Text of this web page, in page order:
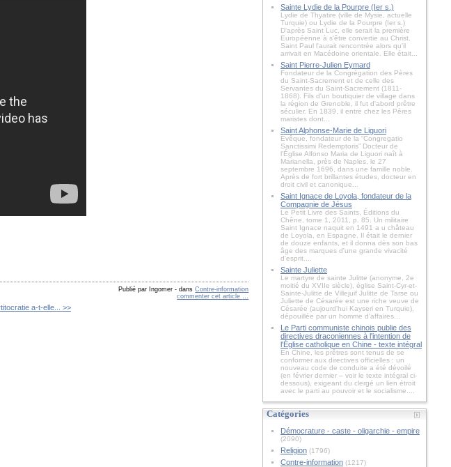
Publié par Ingomer - dansContre-information
commenter cet article
a-t-elle... >>
Sainte Lydie de la Pourpre (Ier s.)
Lydie de Thyatire (ville de Mysie, actuelle
Turquie) ou Lydie de la Pourpre (Ier s.)
D'après Saint Luc, elle serait la première
Européenne à s'être convertie au Christ.
Saint Paul l'aurait rencontrée alors qu'il
arrivait en Macédoine orientale. Elle était...
Saint Pierre-Julien Eymard
Fondateur de la Congrégation des Pères
du Saint-Sacrement et de celle des
Servantes du Saint-Sacrement (1811-
1868). Fils d'un boutiquier de village dans
la région de Grenoble, il fut d'abord prêtre
séculier. En 1839, il entre chez les Pères
maristes dont...
Saint Alphonse-Marie de Liguori
Évêque, fondateur de la “Congregatio
Sanctissimi Redemptoris” Docteur de
l'Église Alfonso Maria de Liguori naît à
Marianella, près de Naples, le 27
septembre 1696, dans une famille noble.
Après de fort brillantes études, docteur en
droit civil et canonique...
Saint Ignace de Loyola, fondateur de la
Compagnie de Jésus
Le Petit Livre des Saints, Éditions du
Chêne, tome 1, 2011, p. 85. Un militaire
Saint Ignace naquit en 1491 a u château
de Loyola, en Espagne. Il était le dernier
de douze enfants, et il donna dès son bas
âge des marques d'une grande vivacité
d'esprit....
Sainte Juliette
Le martyre de sainte Julitte (anonyme, 2e
moitié du XVIIe siècle), église Saint-Cyr-et-
Sainte-Julitte de Villejuif Julitte de Tarse ou
Juliette de Césarée est une riche veuve de
Césarée (aujourd'hui Kayseri en Turquie),
dépouillée par un homme d'affaires...
Le Parti communiste chinois publie des
directives draconiennes à l'intention de
l'Église catholique en Chine - texte intégral
En Chine, les prêtres sont tenus de se
conformer aux directives officielles : un
nouveau code de conduite a été dévoilé
(en février dernier – voir le texte intégral ci-
dessous), exigeant du clergé un lien étroit
avec le parti au pouvoir et le socialisme....
Catégories
Démocrature - caste - oligarchie - empire
(2090)
Religion(1796)
Contre-information(1217)